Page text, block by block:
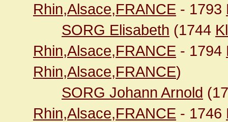
Rhin,Alsace,FRANCE - 1793
SORG Elisabeth (1744
Rhin,Alsace,FRANCE - 1794
Rhin,Alsace,FRANCE)
SORG Johann Arnold
Rhin,Alsace,FRANCE - 1746